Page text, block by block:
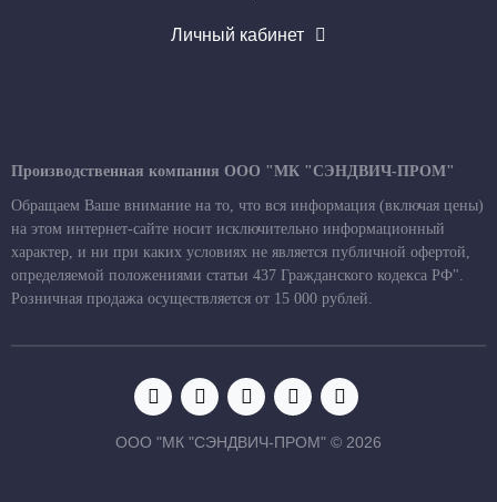
Личный кабинет
Производственная компания ООО "МК "СЭНДВИЧ-ПРОМ"
Обращаем Ваше внимание на то, что вся информация (включая цены)
на этом интернет-сайте носит исключительно информационный
характер, и ни при каких условиях не является публичной офертой,
определяемой положениями статьи 437 Гражданского кодекса РФ".
Розничная продажа осуществляется от 15 000 рублей.
ООО "МК "СЭНДВИЧ-ПРОМ" © 2026